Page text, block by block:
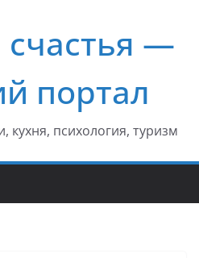
—
портал
кухня, психология, туризм